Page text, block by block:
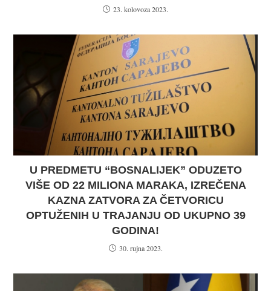
23. kolovoza 2023.
U PREDMETU “BOSNALIJEK” ODUZETO
VIŠE OD 22 MILIONA MARAKA, IZREČENA
KAZNA ZATVORA ZA ČETVORICU
OPTUŽENIH U TRAJANJU OD UKUPNO 39
GODINA!
30. rujna 2023.